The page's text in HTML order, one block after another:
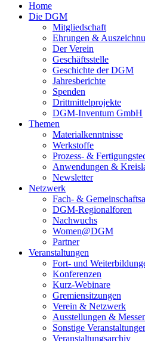
Home
Die DGM
Mitgliedschaft
Ehrungen &
Der Verein
Geschäftsstelle
Geschichte der DGM
Jahresberichte
Spenden
Drittmittelprojekte
DGM-Inventum GmbH
Themen
Materialkenntnisse
Werkstoffe
Prozess- &
Anwendungen &
Newsletter
Netzwerk
Fach- &
DGM-Regionalforen
Nachwuchs
Women@DGM
Partner
Veranstaltungen
Fort- und
Konferenzen
Kurz-Webinare
Gremiensitzungen
Verein & Netzwerk
Ausstellungen &
Sonstige
Veranstaltungsarchiv